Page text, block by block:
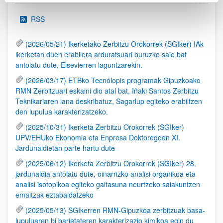
RSS
(2026/05/21) Ikerketako Zerbitzu Orokorrek (SGIker) IAk
ikerketan duen erabilera arduratsuari buruzko saio bat
antolatu dute, Elsevierren laguntzarekin.
(2026/03/17) ETBko Tecnólopis programak Gipuzkoako
RMN Zerbitzuari eskaini dio atal bat, Iñaki Santos Zerbitzu
Teknikariaren lana deskribatuz, Sagarlup egiteko erabiltzen
den lupulua karakterizatzeko.
(2025/10/31) Ikerketa Zerbitzu Orokorrek (SGIker)
UPV/EHUko Ekonomia eta Enpresa Doktoregoen XI.
Jardunaldietan parte hartu dute
(2025/06/12) Ikerketa Zerbitzu Orokorrek (SGIker) 28.
jardunaldia antolatu dute, oinarrizko analisi organikoa eta
analisi isotopikoa egiteko gaitasuna neurtzeko saiakuntzen
emaitzak eztabaidatzeko
(2025/05/13) SGIkerren RMN-Gipuzkoa zerbitzuak basa-
lupuluaren bi barietateren karakterizazio kimikoa egin du